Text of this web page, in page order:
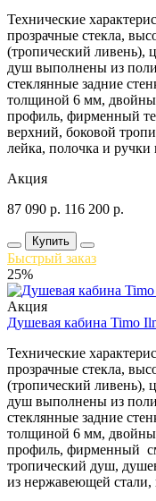
Технические
прозрачные стекла,
(тропический ливень),
душ выполнены из
стеклянные задние
толщиной 6 мм,
профиль, фирменный
верхний, боковой
лейка, полочка и ручки
Акция
87 090 р. 116 200 р.
Купить
Быстрый заказ
25%
Акция
Душевая кабина Timo
Технические
прозрачные стекла,
(тропический ливень),
душ выполнены из
стеклянные задние
толщиной 6 мм,
профиль, фирменный
тропический душ,
из нержавеющей стали,